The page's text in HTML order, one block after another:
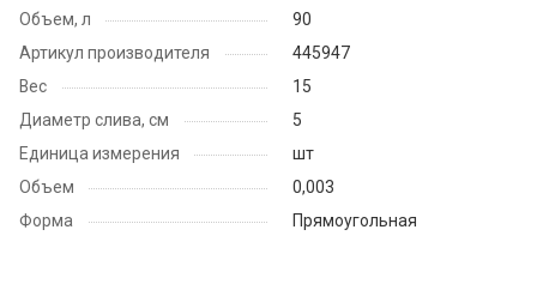
Объем, л
90
Артикул производителя
445947
Вес
15
Диаметр слива, см
5
Единица измерения
шт
Объем
0,003
Форма
Прямоугольная